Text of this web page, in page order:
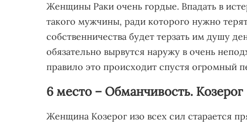
Женщины Раки очень гордые. Впадать в
такого мужчины, ради которого нужно
собственничества будет терзать им душу
обязательно вырвутся наружу в очень
правило это происходит спустя огромный
6 место – Обманчивость. Козерог
Женщина Козерог изо всех сил старается